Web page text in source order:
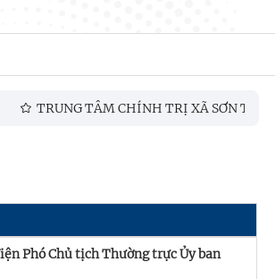
TRUNG TÂM CHÍNH TRỊ XÃ SƠN TỊNH
Phó Chủ tịch Thường trực Ủy ban